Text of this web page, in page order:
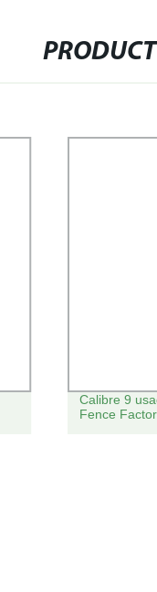
Calibre 9
Fence